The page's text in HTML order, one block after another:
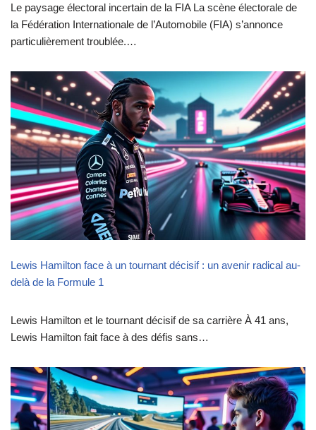
Le paysage électoral incertain de la FIA La scène électorale de
la Fédération Internationale de l’Automobile (FIA) s’annonce
particulièrement troublée.…
Lewis Hamilton face à un tournant décisif : un avenir radical au-
delà de la Formule 1
Lewis Hamilton et le tournant décisif de sa carrière À 41 ans,
Lewis Hamilton fait face à des défis sans…